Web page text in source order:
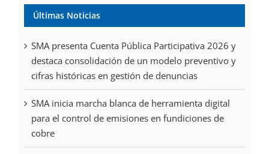
Últimas Noticias
SMA presenta Cuenta Pública Participativa 2026 y
destaca consolidación de un modelo preventivo y
cifras históricas en gestión de denuncias
SMA inicia marcha blanca de herramienta digital
para el control de emisiones en fundiciones de
cobre